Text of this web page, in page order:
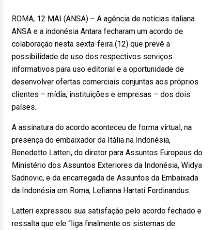
ROMA, 12 MAI (ANSA) – A agência de notícias italiana
ANSA e a indonésia Antara fecharam um acordo de
colaboração nesta sexta-feira (12) que prevê a
possibilidade de uso dos respectivos serviços
informativos para uso editorial e a oportunidade de
desenvolver ofertas comerciais conjuntas aos próprios
clientes – mídia, instituições e empresas – dos dois
países.
A assinatura do acordo aconteceu de forma virtual, na
presença do embaixador da Itália na Indonésia,
Benedetto Latteri, do diretor para Assuntos Europeus do
Ministério dos Assuntos Exteriores da Indonésia, Widya
Sadnovic, e da encarregada de Assuntos da Embaixada
da Indonésia em Roma, Lefianna Hartati Ferdinandus.
Latteri expressou sua satisfação pelo acordo fechado e
ressalta que ele “liga finalmente os sistemas de